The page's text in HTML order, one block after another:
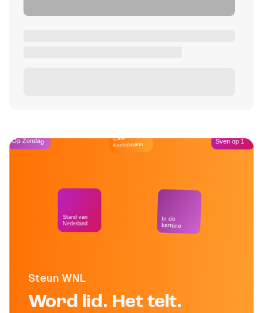
Steun WNL
Word lid. Het telt.
Op Zondag
Stand van
Nederland
Café
Kockelmann
In de
kantine
Sven op 1